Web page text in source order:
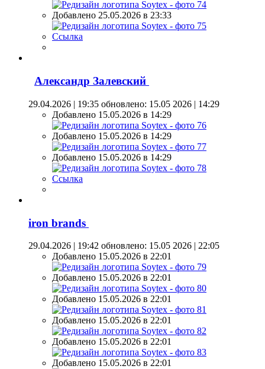
Добавлено 25.05.2026 в 23:33
Ссылка
Александр Залевский
29.04.2026 | 19:35 обновлено: 15.05 2026 | 14:29
Добавлено 15.05.2026 в 14:29
Добавлено 15.05.2026 в 14:29
Добавлено 15.05.2026 в 14:29
Ссылка
iron brands
29.04.2026 | 19:42 обновлено: 15.05 2026 | 22:05
Добавлено 15.05.2026 в 22:01
Добавлено 15.05.2026 в 22:01
Добавлено 15.05.2026 в 22:01
Добавлено 15.05.2026 в 22:01
Добавлено 15.05.2026 в 22:01
Добавлено 15.05.2026 в 22:01